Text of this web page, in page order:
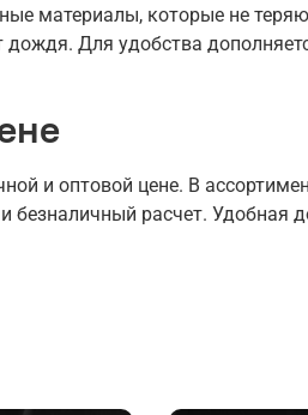
материалы, которые не
дождя. Для удобства
и оптовой цене. В
расчет. Удобная